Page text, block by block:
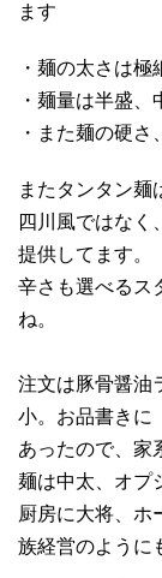
ます
・麺の太さは
・麺量は半盛、
・また麺の硬さ
またタンタン麺
四川風ではなく
提供してます。
辛さも選べるス
ね。
注文は豚骨醤油
小。お品書きに
あったので、家
麺は中太、オプ
厨房に大将、ホ
族経営のように